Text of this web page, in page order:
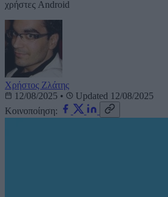
χρήστες Android
Χρήστος Ζλάτης
12/08/2025 •
Updated 12/08/2025
Κοινοποίηση: